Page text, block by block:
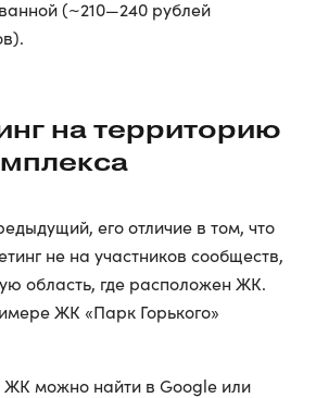
(~210—240 рублей
на территорию
его отличие в том, что
не на участников сообществ,
область, где расположен ЖК.
ЖК «Парк Горького»
ЖК можно найти в Google или